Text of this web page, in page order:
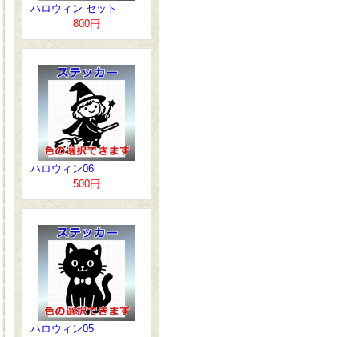
ハロウィン セット
800円
ハロウィン06
500円
ハロウィン05